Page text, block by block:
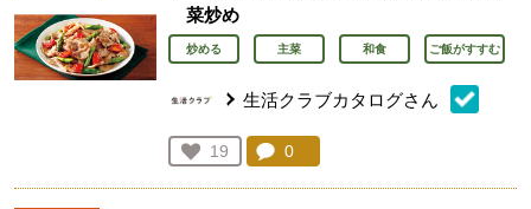
菜炒め
炒める 主菜 和食 ご飯がすすむ
生活クラブカタログさん
お気に入り登録：
19
人が登録
コメント：
0